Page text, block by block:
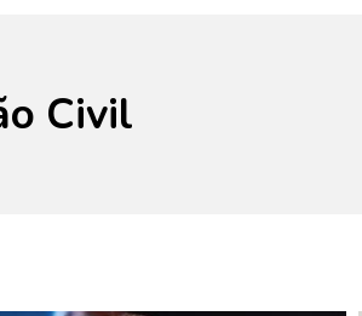
Civil